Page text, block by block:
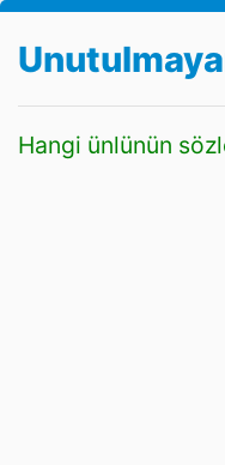
Hangi ünlünün